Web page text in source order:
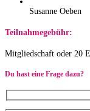
Susanne Oeben
Teilnahmegebühr:
Mitgliedschaft oder 20
Du hast eine Frage dazu?